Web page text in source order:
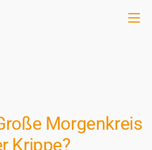
Morgenkreis
Krippe?